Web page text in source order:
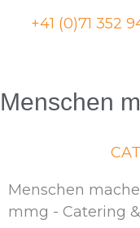
Inhalt+41 (0)71 352
Menschen
Menschen
mmg - Catering